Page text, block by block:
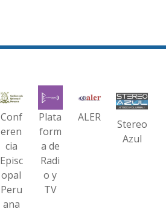
Conf
eren
cia
Episc
opal
Peru
ana
Plata
form
a de
Radi
o y
TV
ALER
Stereo
Azul